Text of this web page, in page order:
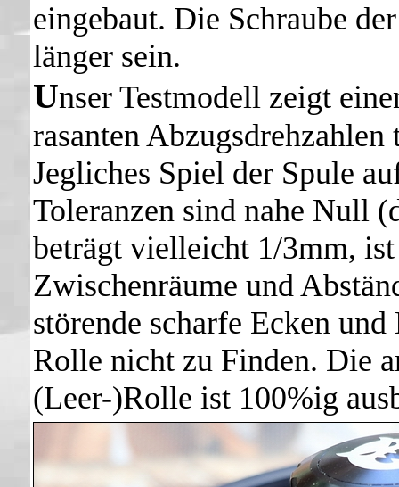
eingebaut. Die Schraube
länger sein.
Unser Testmodell zeigt
rasanten
Jegliches Spiel der Spule
Toleranzen sind nahe Null
beträgt vielleicht 1/3mm,
Zwischenräume und
störende scharfe Ecken
Rolle nicht zu Finden. Die
(Leer-)Rolle ist 100%ig